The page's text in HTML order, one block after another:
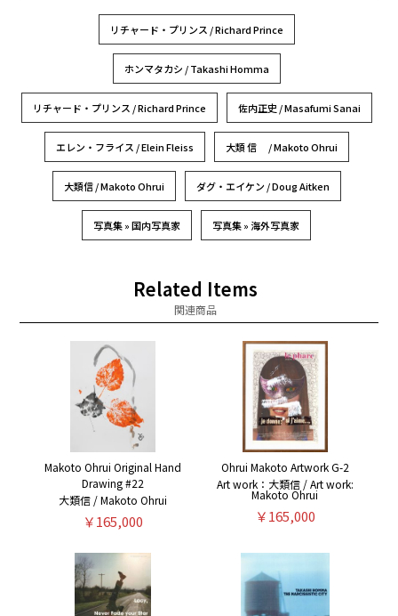
リチャード・プリンス / Richard Prince
ホンマタカシ / Takashi Homma
リチャード・プリンス / Richard Prince 佐内正史 / Masafumi Sanai
エレン・フライス / Elein Fleiss 大類 信 / Makoto Ohrui
大類信 / Makoto Ohrui ダグ・エイケン / Doug Aitken
写真集 » 国内写真家 写真集 » 海外写真家
Related Items
関連商品
Makoto Ohrui Original Hand
Drawing #22
大類信 / Makoto Ohrui
￥165,000
Ohrui Makoto Artwork G-2
Art work：大類信 / Art work:
Makoto Ohrui
￥165,000